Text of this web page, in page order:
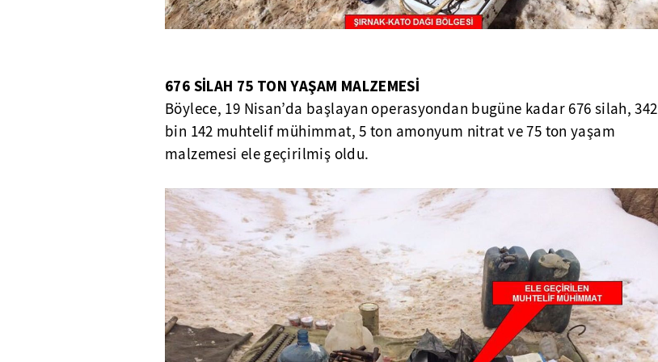
676 SİLAH 75 TON YAŞAM MALZEMESİ
Böylece, 19 Nisan’da başlayan operasyondan bugüne kadar 676 silah, 342
bin 142 muhtelif mühimmat, 5 ton amonyum nitrat ve 75 ton yaşam
malzemesi ele geçirilmiş oldu.